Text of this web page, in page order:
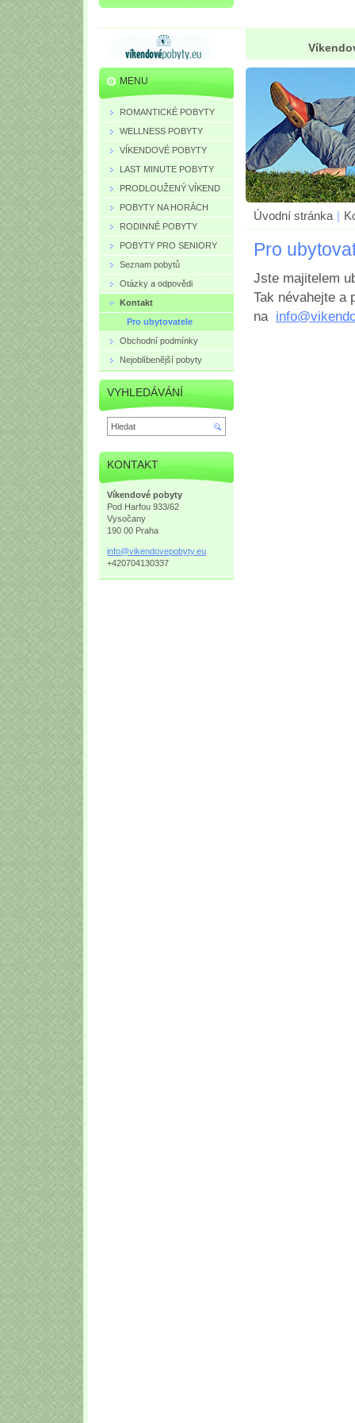
Úvodní stránka
Pro
Jste majitelem
Tak névahejte a
na
MENU
ROMANTICKÉ POBYTY
WELLNESS POBYTY
VÍKENDOVÉ POBYTY
LAST MINUTE POBYTY
PRODLOUŽENÝ VÍKEND
POBYTY NA HORÁCH
RODINNÉ POBYTY
POBYTY PRO SENIORY
Seznam pobytů
Otázky a odpovědi
Kontakt
Pro ubytovatele
Obchodní podmínky
Nejoblíbenější pobyty
VYHLEDÁVÁNÍ
KONTAKT
Víkendové pobyty
Pod Harfou 933/62
Vysočany
190 00 Praha
info@vikendovepobyty.eu
+420704130337